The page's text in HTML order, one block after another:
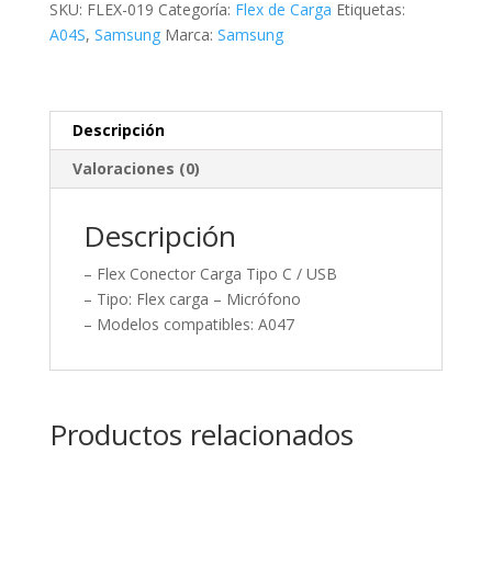
SKU: FLEX-019 Categoría: Flex de Carga Etiquetas:
A04S, Samsung Marca: Samsung
Descripción
Valoraciones (0)
Descripción
– Flex Conector Carga Tipo C / USB
– Tipo: Flex carga – Micrófono
– Modelos compatibles: A047
Productos relacionados